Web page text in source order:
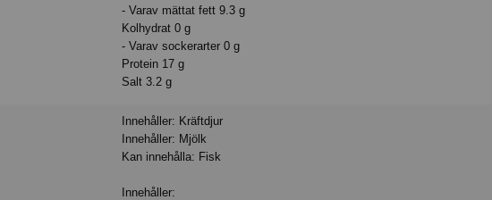
- Varav mättat fett 9.3 g
Kolhydrat 0 g
- Varav sockerarter 0 g
Protein 17 g
Salt 3.2 g
Innehåller: Kräftdjur
Innehåller: Mjölk
Kan innehålla: Fisk
Innehåller: